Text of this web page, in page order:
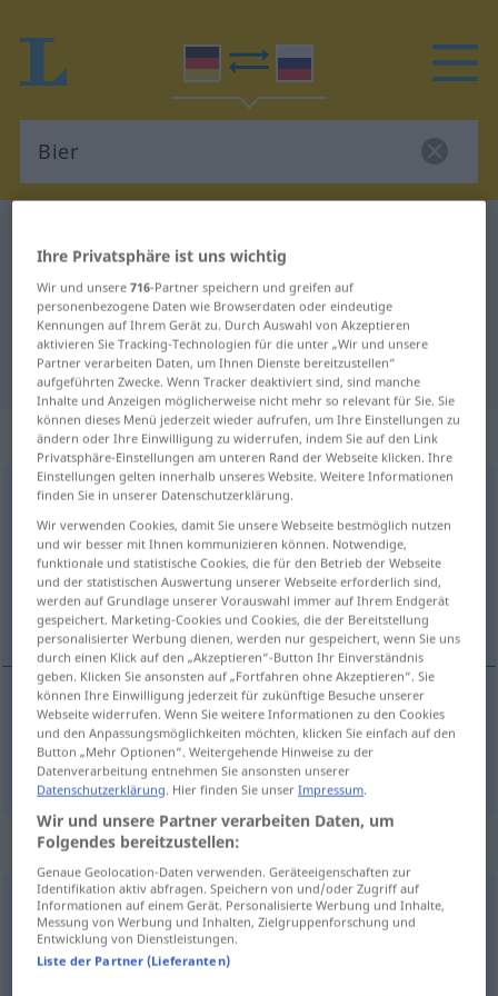
Deutsch-Russisch Übersetzung für
"Bier"
"Bier" Russisch Übersetzung
„Bier“: Neutrum
Biern
Übersicht aller Übersetzungen
(Für mehr Details die Übersetzung anklicken/antippen)
пиво
пиво Bier
Beispielsätze für "Bier"
einSeidelBier REG
кружкапива
Ihre Privatsphäre ist uns wichtig
Wir und unsere716-Partner speichern und greifen auf
personenbezogene Daten wie Browserdaten oder eindeutige
Kennungen auf Ihrem Gerät zu. Durch Auswahl von Akzeptieren
aktivieren Sie Tracking-Technologien für die unter „Wir und unsere
Partner verarbeiten Daten, um Ihnen Dienste bereitzustellen“
aufgeführten Zwecke. Wenn Tracker deaktiviert sind, sind manche
Inhalte und Anzeigen möglicherweise nicht mehr so relevant für Sie. Sie
können dieses Menü jederzeit wieder aufrufen, um Ihre Einstellungen zu
ändern oder Ihre Einwilligung zu widerrufen, indem Sie auf den Link
Privatsphäre-Einstellungen am unteren Rand der Webseite klicken. Ihre
Einstellungen gelten innerhalb unseres Website. Weitere Informationen
finden Sie in unserer Datenschutzerklärung.
Wir verwenden Cookies, damit Sie unsere Webseite bestmöglich nutzen
und wir besser mit Ihnen kommunizieren können. Notwendige,
funktionale und statistische Cookies, die für den Betrieb der Webseite
und der statistischen Auswertung unserer Webseite erforderlich sind,
werden auf Grundlage unserer Vorauswahl immer auf Ihrem Endgerät
gespeichert. Marketing-Cookies und Cookies, die der Bereitstellung
personalisierter Werbung dienen, werden nur gespeichert, wenn Sie uns
durch einen Klick auf den „Akzeptieren“-Button Ihr Einverständnis
geben. Klicken Sie ansonsten auf „Fortfahren ohne Akzeptieren“. Sie
können Ihre Einwilligung jederzeit für zukünftige Besuche unserer
Webseite widerrufen. Wenn Sie weitere Informationen zu den Cookies
und den Anpassungsmöglichkeiten möchten, klicken Sie einfach auf den
Button „Mehr Optionen“. Weitergehende Hinweise zu der
Datenverarbeitung entnehmen Sie ansonsten unserer
Datenschutzerklärung. Hier finden Sie unserImpressum.
Wir und unsere Partner verarbeiten Daten, um
Folgendes bereitzustellen:
Genaue Geolocation-Daten verwenden. Geräteeigenschaften zur
Identifikation aktiv abfragen. Speichern von und/oder Zugriff auf
Informationen auf einem Gerät. Personalisierte Werbung und Inhalte,
Messung von Werbung und Inhalten, Zielgruppenforschung und
Entwicklung von Dienstleistungen.
Liste der Partner (Lieferanten)